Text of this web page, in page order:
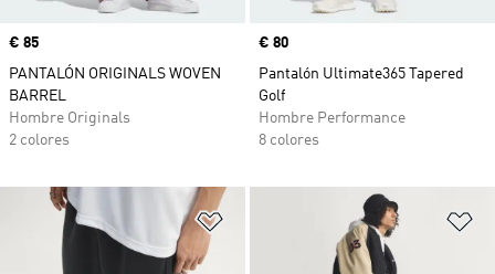
Precio
€ 85
PANTALÓN ORIGINALS WOVEN
BARREL
Hombre Originals
2 colores
Precio
€ 80
Pantalón Ultimate365 Tapered
Golf
Hombre Performance
8 colores
Añadir a la lista de deseos